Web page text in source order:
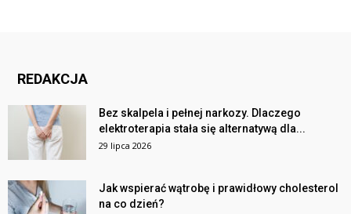
REDAKCJA
Bez skalpela i pełnej narkozy. Dlaczego
elektroterapia stała się alternatywą dla...
29 lipca 2026
Jak wspierać wątrobę i prawidłowy cholesterol
na co dzień?